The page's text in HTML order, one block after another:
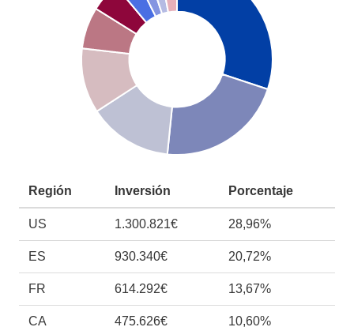
Región Inversión Porcentaje
US 1.300.821€ 28,96%
ES 930.340€ 20,72%
FR 614.292€ 13,67%
CA 475.626€ 10,60%